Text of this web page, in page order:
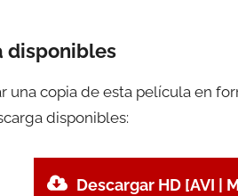
disponibles
una copia de esta película en
disponibles:
Descargar HD [AVI |